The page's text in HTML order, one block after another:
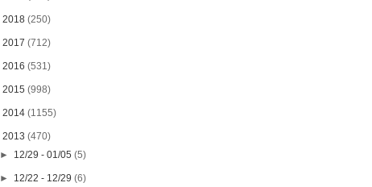
2018 (250)
2017 (712)
2016 (531)
2015 (998)
2014 (1155)
2013 (470)
► 12/29 - 01/05(5)
► 12/22 - 12/29(6)